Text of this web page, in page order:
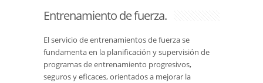
Entrenamiento de fuerza.
El servicio de entrenamientos de fuerza se
fundamenta en la planificación y supervisión de
programas de entrenamiento progresivos,
seguros y eficaces, orientados a mejorar la